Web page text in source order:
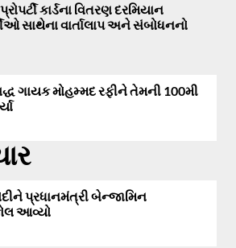
કાર્ડના વિતરણ દરમિયાન
સાથેના વાર્તાલાપ અને સંબોધનનો
ગાયક મોહમ્મદ રફીને તેમની 100મી
પ્રધાનમંત્રી બેન્જામિન
આવ્યો